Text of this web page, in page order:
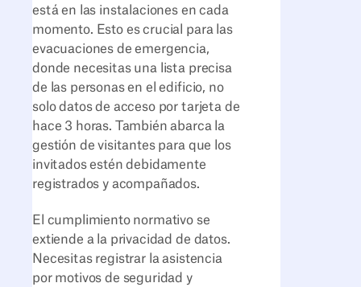
está en las instalaciones en cada
momento. Esto es crucial para las
evacuaciones de emergencia,
donde necesitas una lista precisa
de las personas en el edificio, no
solo datos de acceso por tarjeta de
hace 3 horas. También abarca la
gestión de visitantes para que los
invitados estén debidamente
registrados y acompañados.
El cumplimiento normativo se
extiende a la privacidad de datos.
Necesitas registrar la asistencia
por motivos de seguridad y